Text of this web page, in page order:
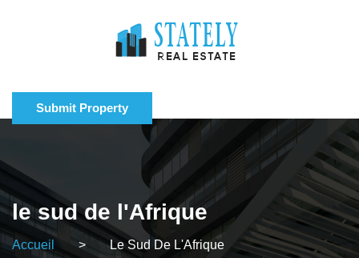
Submit Property
le sud de l'Afrique
Accueil > Le Sud De L'Afrique